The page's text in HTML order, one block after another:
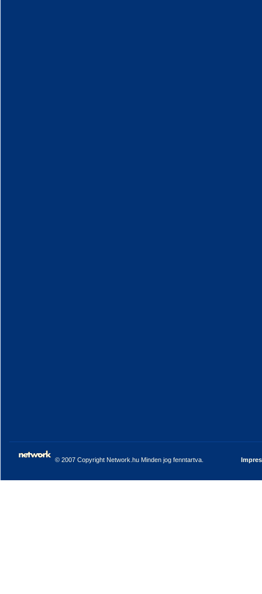
© 2007 Copyright Network.hu Minden jog fenntartva.